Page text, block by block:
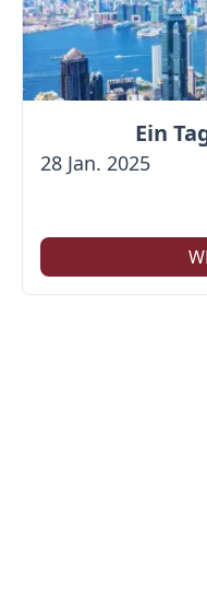
Ein
28 Jan. 2025